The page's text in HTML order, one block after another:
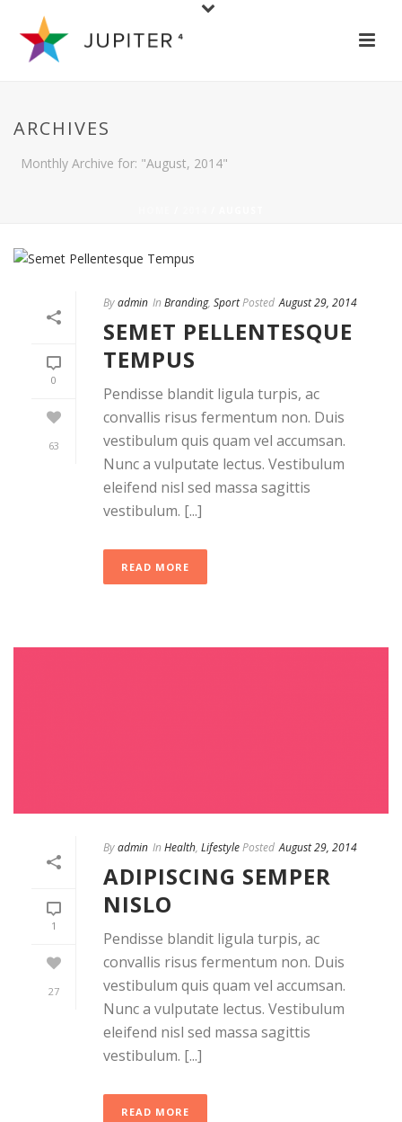
ARCHIVES
Monthly Archive for: "August, 2014"
0
63
Byadmin In Branding, SportPosted August 29, 2014
SEMET PELLENTESQUE
TEMPUS
Pendisse blandit ligula turpis, ac
convallis risus fermentum non. Duis
vestibulum quis quam vel accumsan.
Nunc a vulputate lectus. Vestibulum
eleifend nisl sed massa sagittis
vestibulum. [...]
READ MORE
1
27
Byadmin In Health, LifestylePosted August 29, 2014
ADIPISCING SEMPER
NISLO
Pendisse blandit ligula turpis, ac
convallis risus fermentum non. Duis
vestibulum quis quam vel accumsan.
Nunc a vulputate lectus. Vestibulum
eleifend nisl sed massa sagittis
vestibulum. [...]
READ MORE